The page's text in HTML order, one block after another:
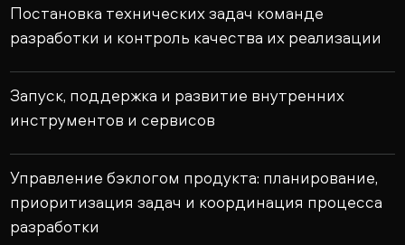
Постановка технических задач команде
разработки и контроль качества их реализации
Запуск, поддержка и развитие внутренних
инструментов и сервисов
Управление бэклогом продукта: планирование,
приоритизация задач и координация процесса
разработки